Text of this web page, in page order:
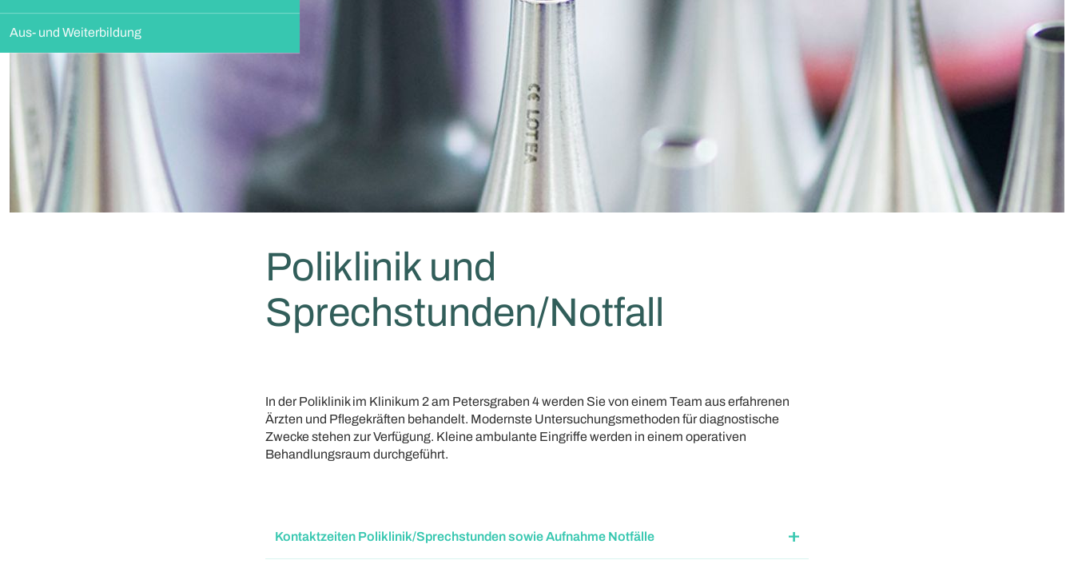
Aus- und Weiterbildung
Poliklinik und
Sprechstunden/Notfall
In der Poliklinik im Klinikum 2 am Petersgraben 4 werden Sie von einem Team aus erfahrenen
Ärzten und Pflegekräften behandelt. Modernste Untersuchungsmethoden für diagnostische
Zwecke stehen zur Verfügung. Kleine ambulante Eingriffe werden in einem operativen
Behandlungsraum durchgeführt.
Kontaktzeiten Poliklinik/Sprechstunden sowie Aufnahme Notfälle